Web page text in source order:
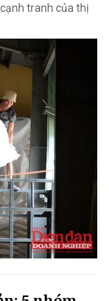
tranh của thị